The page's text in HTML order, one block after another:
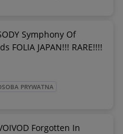
Symphony Of
FOLIA JAPAN!!! RARE!!!!
PRYWATNA
Forgotten In